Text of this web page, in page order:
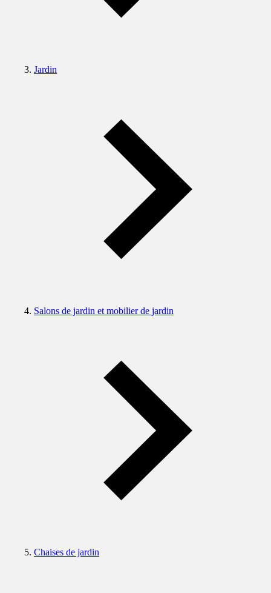
Jardin
Salons de jardin et mobilier de jardin
Chaises de jardin